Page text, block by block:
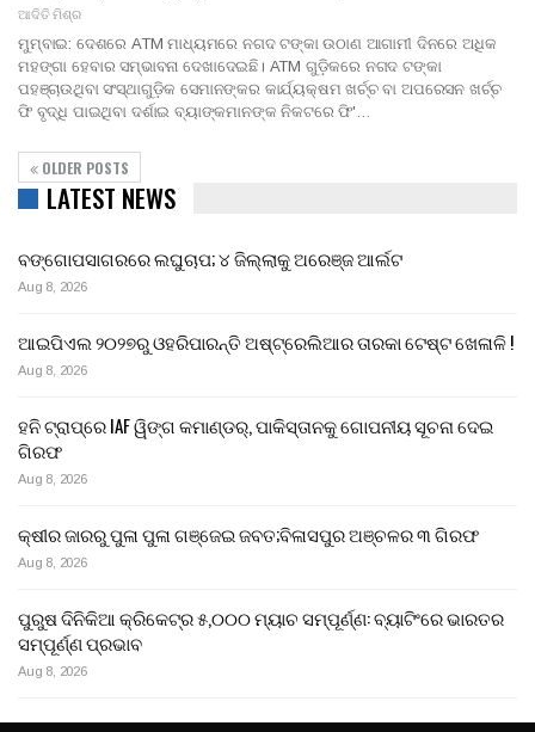
ଆଦିତି ମିଶ୍ର
ମୁମ୍ବାଇ: ଦେଶରେ ATM ମାଧ୍ୟମରେ ନଗଦ ଟଙ୍କା ଉଠାଣ ଆଗାମୀ ଦିନରେ ଅଧିକ
ମହଙ୍ଗା ହେବାର ସମ୍ଭାବନା ଦେଖାଦେଇଛି। ATM ଗୁଡ଼ିକରେ ନଗଦ ଟଙ୍କା
ପହଞ୍ଚାଉଥିବା ସଂସ୍ଥାଗୁଡ଼ିକ ସେମାନଙ୍କର କାର୍ଯ୍ୟକ୍ଷମ ଖର୍ଚ୍ଚ ବା ଅପରେସନ ଖର୍ଚ୍ଚ
ଫି ବୃଦ୍ଧି ପାଇଥିବା ଦର୍ଶାଇ ବ୍ୟାଙ୍କମାନଙ୍କ ନିକଟରେ ଫି'…
OLDER POSTS
LATEST NEWS
ବଙ୍ଗୋପସାଗରରେ ଲଘୁଚାପ; ୪ ଜିଲ୍ଲାକୁ ଅରେଞ୍ଜ ଆର୍ଲଟ
Aug 8, 2026
ଆଇପିଏଲ ୨୦୨୭ରୁ ଓହରିପାରନ୍ତି ଅଷ୍ଟ୍ରେଲିଆର ତାରକା ଟେଷ୍ଟ ଖେଳାଳି !
Aug 8, 2026
ହନି ଟ୍ରାପ୍‌ରେ IAF ୱିଙ୍ଗ କମାଣ୍ଡର୍, ପାକିସ୍ତାନକୁ ଗୋପନୀୟ ସୂଚନା ଦେଇ
ଗିରଫ
Aug 8, 2026
କ୍ଷୀର ଜାରରୁ ପୁଳା ପୁଳା ଗଞ୍ଜେଇ ଜବତ;ବିଳାସପୁର ଅଞ୍ଚଳର ୩ ଗିରଫ
Aug 8, 2026
ପୁରୁଷ ଦିନିକିଆ କ୍ରିକେଟ୍‌ର ୫,୦୦୦ ମ୍ୟାଚ ସମ୍ପୂର୍ଣ୍ଣ: ବ୍ୟାଟିଂରେ ଭାରତର
ସମ୍ପୂର୍ଣ୍ଣ ପ୍ରଭାବ
Aug 8, 2026